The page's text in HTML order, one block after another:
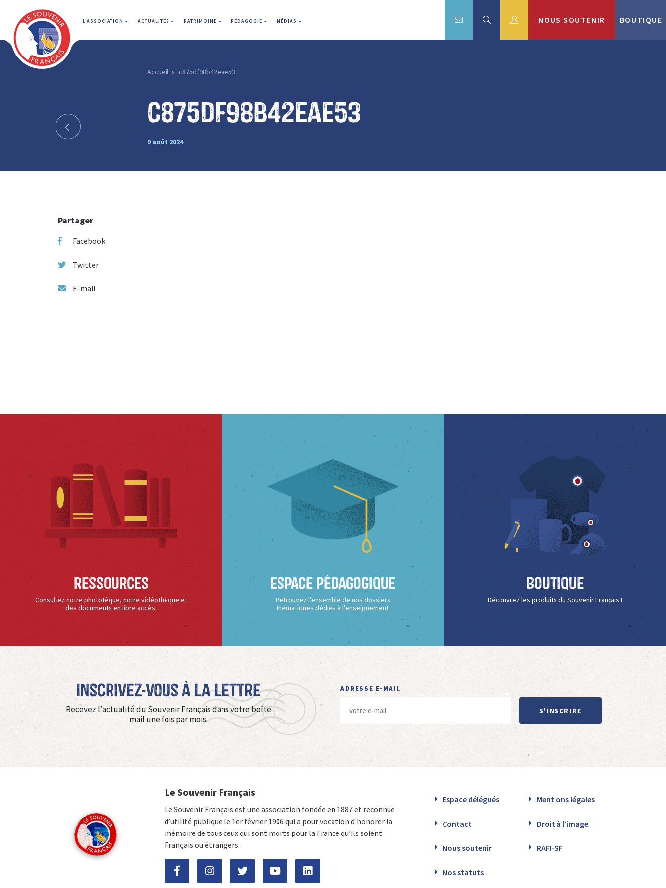
L'ASSOCIATION ACTUALITÉS PATRIMOINE PÉDAGOGIE MÉDIAS NOUS SOUTENIR BOUTIQUE
Accueil c875df98b42eae53
c875df98b42eae53
9 août 2024
Partager
Facebook
Twitter
E-mail
Ressources
Consultez notre phototèque, notre vidéothèque et
des documents en libre accès.
Espace Pédagogique
Retrouvez l’ensemble de nos dossiers
thématiques dédiés à l’enseignement.
Boutique
Découvrez les produits du Souvenir Français !
Inscrivez-vous à La Lettre
Recevez l’actualité du Souvenir Français dans votre boîte
mail une fois par mois.
ADRESSE E-MAIL
S'INSCRIRE
Le Souvenir Français
Le Souvenir Français est une association fondée en 1887 et reconnue
d’utilité publique le 1er février 1906 qui a pour vocation d'honorer la
mémoire de tous ceux qui sont morts pour la France qu’ils soient
Français ou étrangers.
Espace délégués Mentions légales
Contact Droit à l’image
Nous soutenir RAFI-SF
Nos statuts